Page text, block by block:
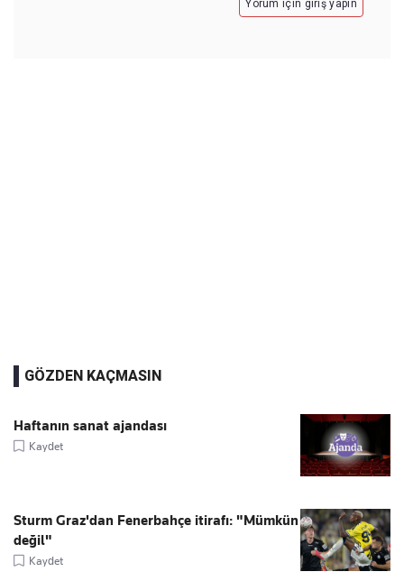
Yorum için giriş yapın
GÖZDEN KAÇMASIN
Haftanın sanat ajandası
Kaydet
Sturm Graz'dan Fenerbahçe itirafı: "Mümkün
değil"
Kaydet